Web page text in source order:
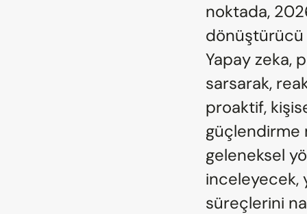
noktada,
dönüştürücü
Yapay zeka,
sarsarak,
proaktif,
güçlendirme
geleneksel
inceleyecek,
süreçlerini